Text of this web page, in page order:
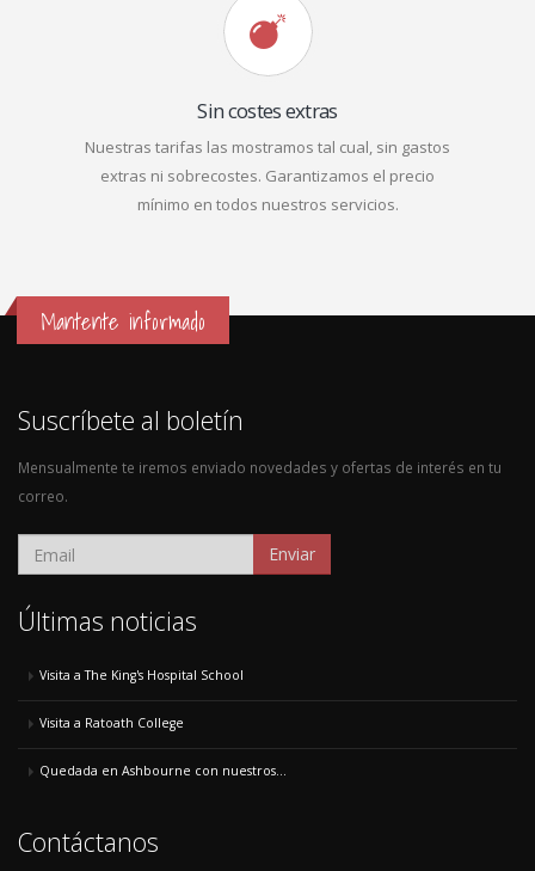
Sin costes extras
Nuestras tarifas las mostramos tal cual, sin gastos
extras ni sobrecostes. Garantizamos el precio
mínimo en todos nuestros servicios.
Mantente informado
Suscríbete al boletín
Mensualmente te iremos enviado novedades y ofertas de interés en tu
correo.
Enviar
Últimas noticias
Visita a The King's Hospital School
Visita a Ratoath College
Quedada en Ashbourne con nuestros...
Contáctanos